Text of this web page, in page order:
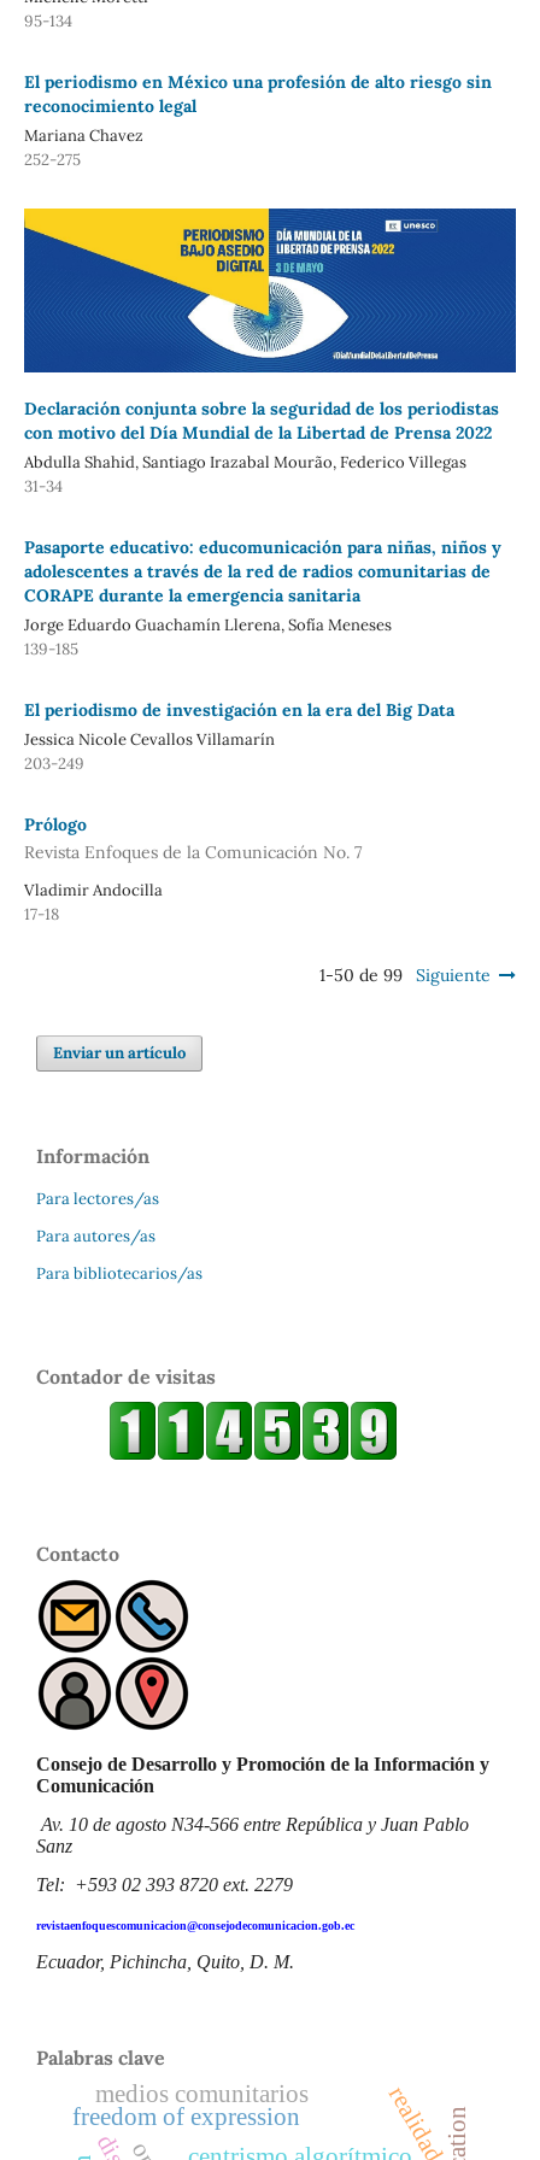
95-134
El periodismo en México una profesión de alto riesgo sin
reconocimiento legal
Mariana Chavez
252-275
Declaración conjunta sobre la seguridad de los periodistas
con motivo del Día Mundial de la Libertad de Prensa 2022
Abdulla Shahid, Santiago Irazabal Mourão, Federico Villegas
31-34
Pasaporte educativo: educomunicación para niñas, niños y
adolescentes a través de la red de radios comunitarias de
CORAPE durante la emergencia sanitaria
Jorge Eduardo Guachamín Llerena, Sofía Meneses
139-185
El periodismo de investigación en la era del Big Data
Jessica Nicole Cevallos Villamarín
203-249
Prólogo
Revista Enfoques de la Comunicación No. 7
Vladimir Andocilla
17-18
1-50 de 99 Siguiente
Enviar un artículo
Información
Para lectores/as
Para autores/as
Para bibliotecarios/as
Contador de visitas
Contacto
Consejo de Desarrollo y Promoción de la Información y
Comunicación
Av. 10 de agosto N34-566 entre República y Juan Pablo
Sanz
Tel: +593 02 393 8720 ext. 2279
revistaenfoquescomunicacion@consejodecomunicacion.gob.ec
Ecuador, Pichincha, Quito, D. M.
Palabras clave
freedom of expression realidad
medios comunitarios